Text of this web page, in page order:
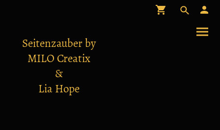
Seitenzauber by
MILO Creatix
&
Lia Hope